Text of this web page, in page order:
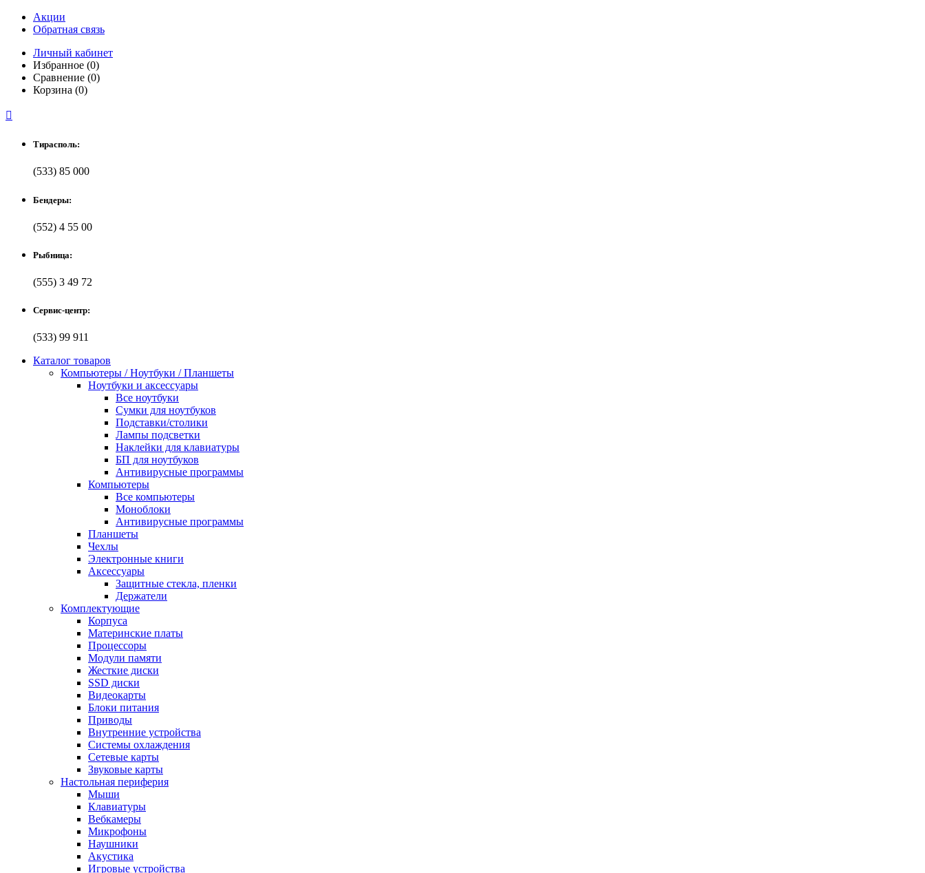
Акции
Обратная связь
Личный кабинет
Избранное (0)
Сравнение (0)
Корзина (0)

Тирасполь:
(533) 85 000
Бендеры:
(552) 4 55 00
Рыбница:
(555) 3 49 72
Сервис-центр:
(533) 99 911
Каталог товаров
Компьютеры / Ноутбуки / Планшеты
Ноутбуки и аксессуары
Все ноутбуки
Сумки для ноутбуков
Подставки/столики
Лампы подсветки
Наклейки для клавиатуры
БП для ноутбуков
Антивирусные программы
Компьютеры
Все компьютеры
Моноблоки
Антивирусные программы
Планшеты
Чехлы
Электронные книги
Аксессуары
Защитные стекла, пленки
Держатели
Комплектующие
Корпуса
Материнские платы
Процессоры
Модули памяти
Жесткие диски
SSD диски
Видеокарты
Блоки питания
Приводы
Внутренние устройства
Системы охлаждения
Сетевые карты
Звуковые карты
Настольная периферия
Мыши
Клавиатуры
Вебкамеры
Микрофоны
Наушники
Акустика
Игровые устройства